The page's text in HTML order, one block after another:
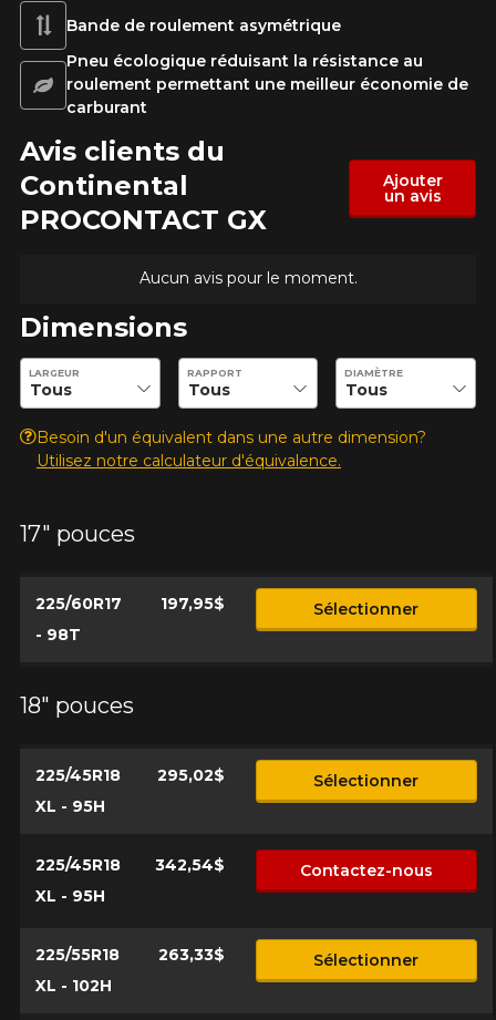
Bande de roulement asymétrique
Pneu écologique réduisant la résistance au
roulement permettant une meilleur économie de
carburant
Avis clients du
Continental
PROCONTACT GX
Ajouter
un avis
Aucun avis pour le moment.
Dimensions
Entrez les dimensions souhaitées pour vérifier la disponibilité
LARGEUR RAPPORT DIAMÈTRE
Besoin d'un équivalent dans une autre dimension?
Utilisez notre calculateur d'équivalence.
17" pouces
225/60R17
- 98T
197,95$ Sélectionner
18" pouces
225/45R18
XL - 95H
295,02$ Sélectionner
225/45R18
XL - 95H
342,54$ Contactez-nous
225/55R18
XL - 102H
263,33$ Sélectionner
Envoyer
1-866-220-8025
*Attention cette dimension représente une possibilité
d'équipement pour votre véhicule, vous devez vérifier
avant de commander.